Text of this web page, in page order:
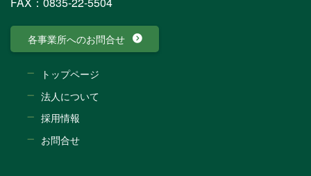
各事業所へのお問合せ
トップページ
法人について
採用情報
お問合せ